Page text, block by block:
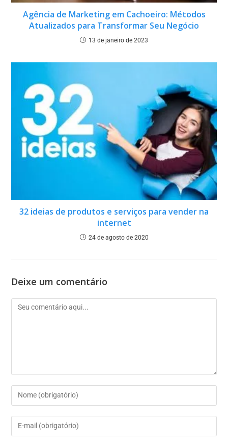
Agência de Marketing em Cachoeiro: Métodos
Atualizados para Transformar Seu Negócio
13 de janeiro de 2023
32 ideias de produtos e serviços para vender na
internet
24 de agosto de 2020
Deixe um comentário